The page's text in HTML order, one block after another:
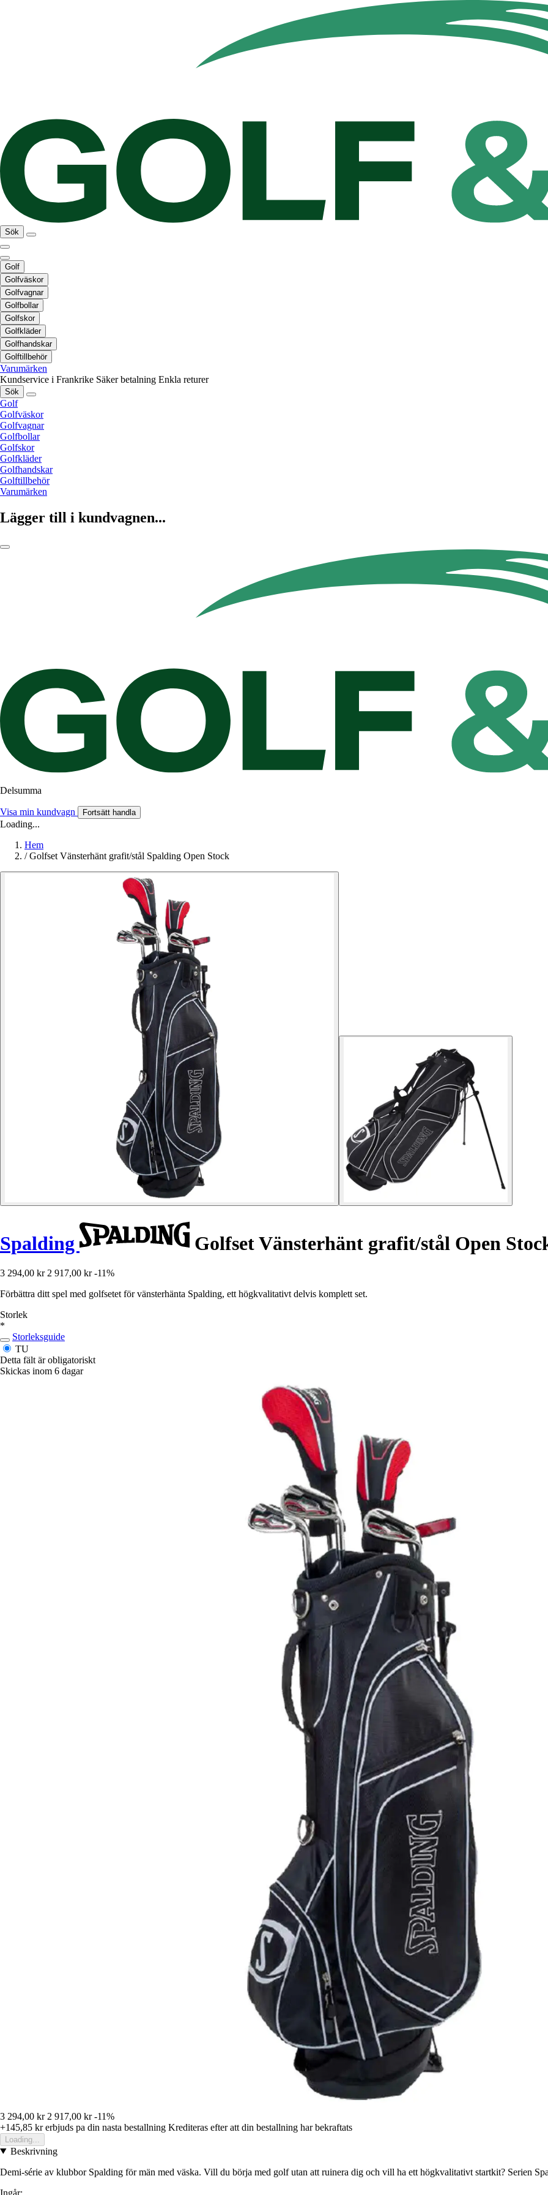
Sök
Golf
Golfväskor
Golfvagnar
Golfbollar
Golfskor
Golfkläder
Golfhandskar
Golftillbehör
Varumärken
Kundservice i Frankrike Säker betalning Enkla returer
Sök
Golf
Golfväskor
Golfvagnar
Golfbollar
Golfskor
Golfkläder
Golfhandskar
Golftillbehör
Varumärken
Lägger till i kundvagnen...
Delsumma
Visa min kundvagn Fortsätt handla
Loading...
Hem
/ Golfset Vänsterhänt grafit/stål Spalding Open Stock
Spalding Golfset Vänsterhänt grafit/stål Open
3 294,00 kr 2 917,00 kr -11%
Förbättra ditt spel med golfsetet för vänsterhänta Spalding, ett högkvalitativt delvis komplett set.
Storlek
*
Storleksguide
TU
Detta fält är obligatoriskt
Skickas inom 6 dagar
3 294,00 kr 2 917,00 kr -11%
+145,85 krerbjuds pa din nasta bestallning Krediteras efter att din bestallning har bekraftats
Loading...
Beskrivning
Demi-série av klubbor Spalding för män med väska. Vill du börja med golf utan att ruinera dig och vill ha ett högkvalitativt startkit? Serien
Ingår: